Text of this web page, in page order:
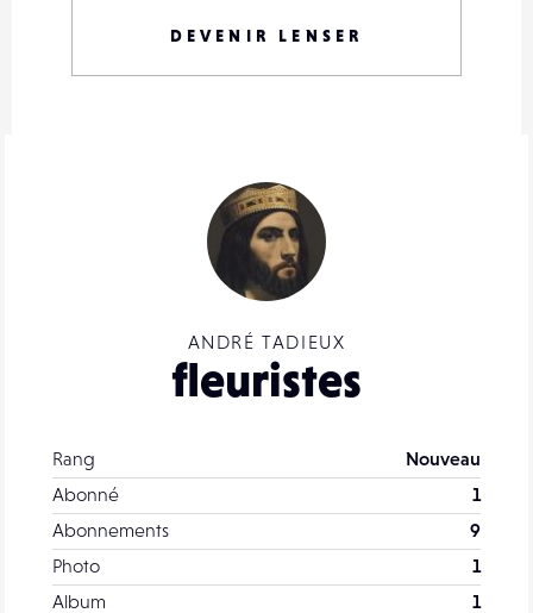
ANDRÉ TADIEUX
fleuristes
Rang
Nouveau
Abonné
1
Abonnements
9
Photo
1
Album
1
DEVENIR LENSER